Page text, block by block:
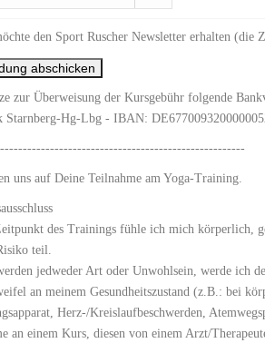
den Sport Ruscher Newsletter erhalten (die
zur Überweisung der Kursgebühr folgende
Starnberg-Hg-Lbg - IBAN:
uns auf Deine Teilnahme am Yoga-Training.
des Trainings fühle ich mich körperlich,
teil.
jedweder Art oder Unwohlsein, werde ich
an meinem Gesundheitszustand (z.B.: bei
Herz-/Kreislaufbeschwerden,
an einem Kurs, diesen von einem Arzt/